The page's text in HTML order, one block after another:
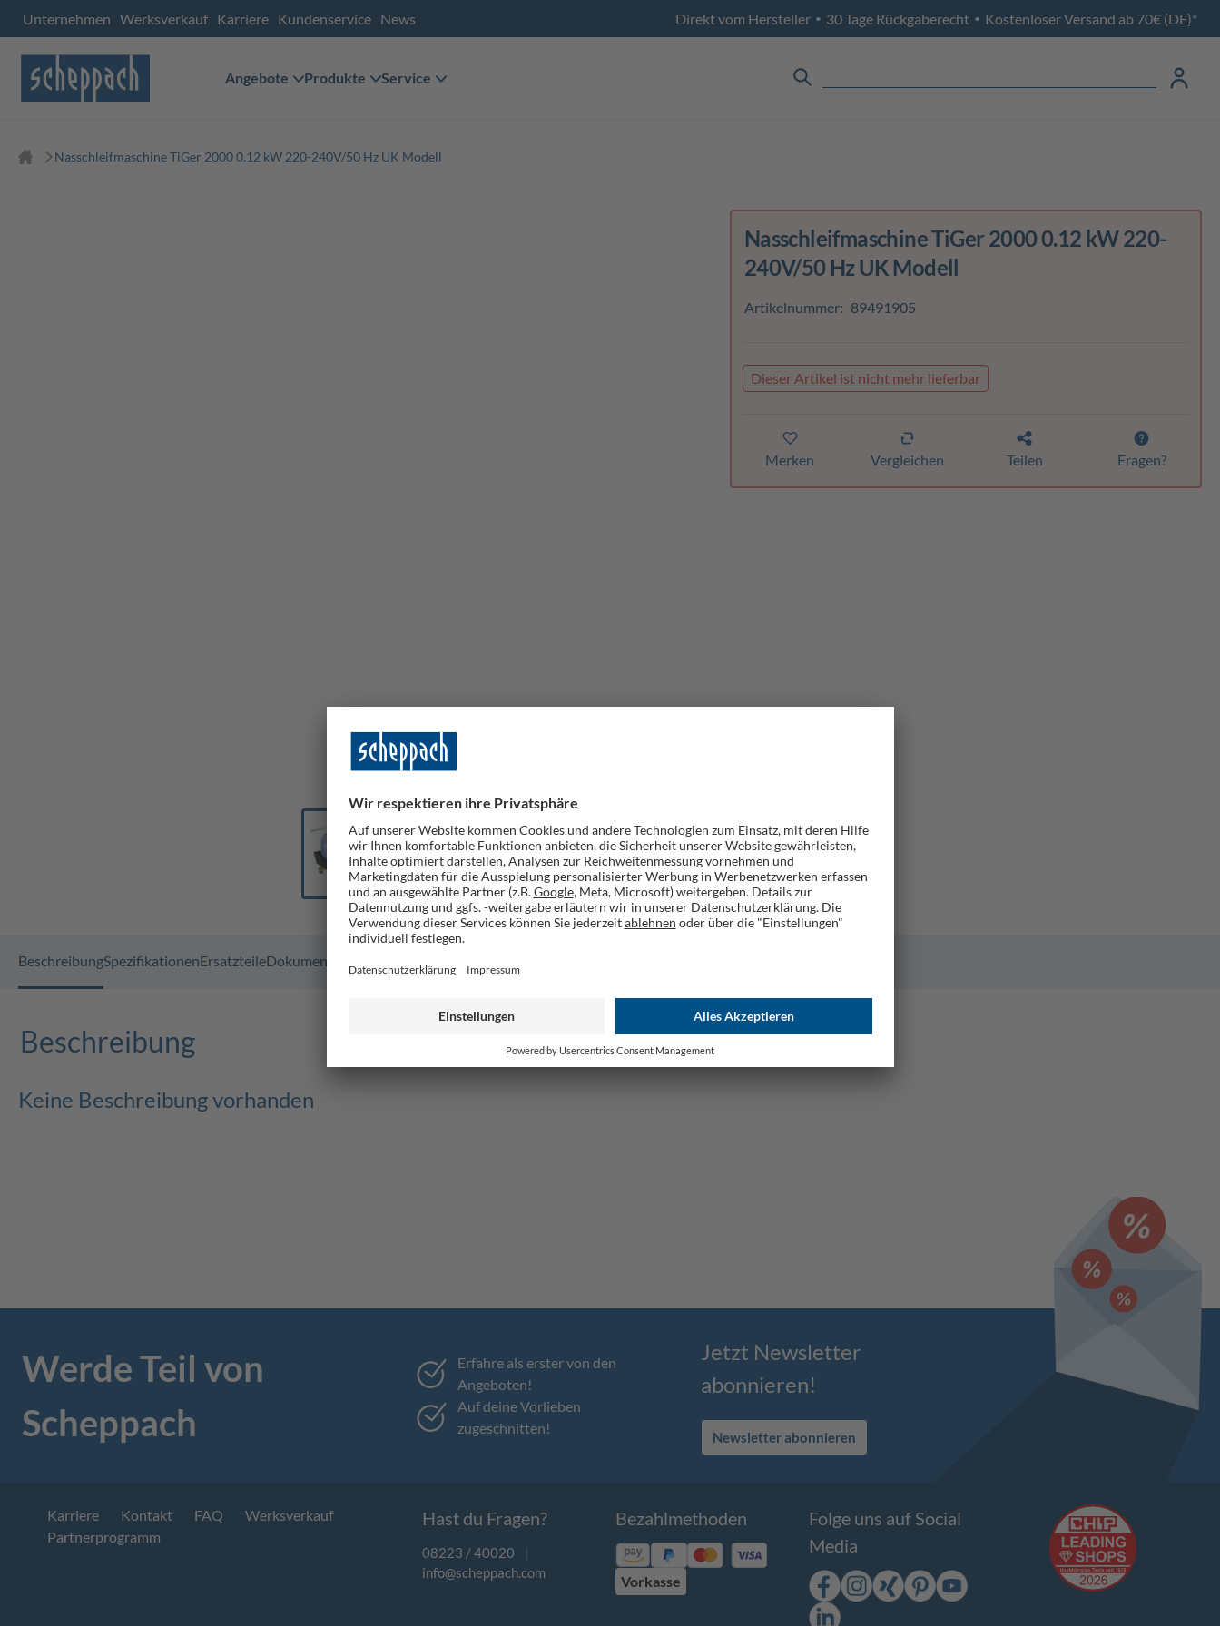
Unternehmen Werksverkauf Karriere Kundenservice News Direkt vom Hersteller • 30 Tage Rückgaberecht • Kostenloser Versand ab 70€ (DE)*
Angebote Produkte Service
Nasschleifmaschine TiGer 2000 0.12 kW 220-240V/50 Hz UK Modell
Nasschleifmaschine TiGer 2000 0.12 kW 220-
240V/50 Hz UK Modell
Artikelnummer: 89491905
Dieser Artikel ist nicht mehr lieferbar
Merken Vergleichen Teilen Fragen?
BeschreibungSpezifikationenErsatzteileDokumente
Beschreibung
Keine Beschreibung vorhanden
Werde Teil von
Scheppach
Erfahre als erster von den
Angeboten!
Auf deine Vorlieben
zugeschnitten!
Jetzt Newsletter
abonnieren!
Newsletter abonnieren
Karriere Kontakt FAQ
Werksverkauf
Partnerprogramm
Hast du Fragen?
08223 / 40020
|
info@scheppach.com
Bezahlmethoden
Vorkasse
Folge uns auf Social
Media